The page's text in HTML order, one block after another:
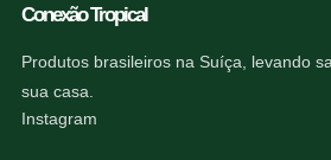
Conexão Tropical
Produtos brasileiros na Suíça, levando
sua casa.
Instagram